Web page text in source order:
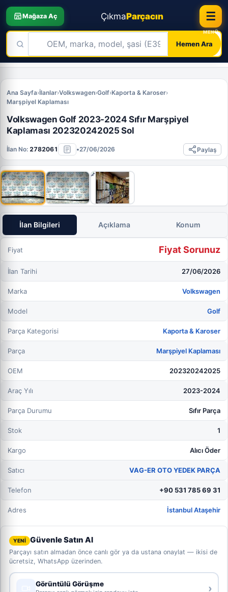
Mağaza Aç ÇıkmaParçacın
Hemen Ara
☰
Skip
content
Ana Sayfa›İlanlar›Volkswagen›Golf›Kaporta & Karoser›
Marşpiyel Kaplaması
Volkswagen Golf 2023-2024 Sıfır Marşpiyel
Kaplaması 202320242025 Sol
İlan No: 2782061 •27/06/2026 Paylaş
İlan Bilgileri Açıklama Konum
Fiyat Fiyat Sorunuz
İlan Tarihi 27/06/2026
Marka Volkswagen
Model Golf
Parça Kategorisi Kaporta & Karoser
Parça Marşpiyel Kaplaması
OEM 202320242025
Araç Yılı 2023-2024
Parça Durumu Sıfır Parça
Stok 1
Kargo Alıcı Öder
Satıcı VAG-ER OTO YEDEK PARÇA
Telefon +90 531 785 69 31
Adres İstanbul Ataşehir
YENİ Güvenle Satın Al
Parçayı satın almadan önce canlı gör ya da ustana onaylat — ikisi de
ücretsiz, WhatsApp üzerinden.
Görüntülü Görüşme ›